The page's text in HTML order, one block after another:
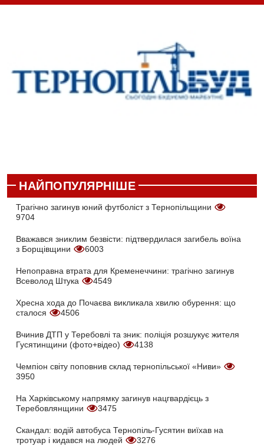
НАЙПОПУЛЯРНІШЕ
Трагічно загинув юний футболіст з Тернопільщини
9704
Вважався зниклим безвісти: підтвердилася загибель воїна
з Борщівщини
6003
Непоправна втрата для Кременеччини: трагічно загинув
Всеволод Штука
4549
Хресна хода до Почаєва викликала хвилю обурення: що
сталося
4506
Вчинив ДТП у Теребовлі та зник: поліція розшукує жителя
Гусятинщини (фото+відео)
4138
Чемпіон світу поповнив склад тернопільської «Ниви»
3950
На Харківському напрямку загинув нацгвардієць з
Теребовлянщини
3475
Скандал: водій автобуса Тернопіль-Гусятин виїхав на
тротуар і кидався на людей
3276